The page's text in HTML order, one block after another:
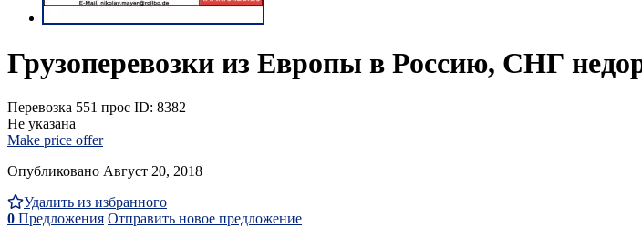
Грузоперевозки из Европы в Россию, СНГ
Перевозка 551 прос ID: 8382
Не указана
Make price offer
Опубликовано Август 20, 2018
Удалить из избранного
0 Предложения Отправить новое предложение